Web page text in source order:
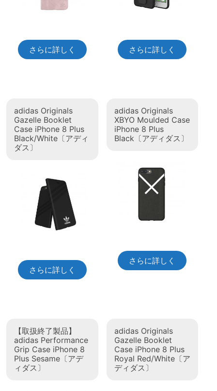
さらに詳しく さらに詳しく
adidas Originals
Gazelle Booklet
Case iPhone 8 Plus
Black/White〔アディ
ダス〕
さらに詳しく
adidas Originals
XBYO Moulded Case
iPhone 8 Plus
Black〔アディダス〕
さらに詳しく
【取扱終了製品】
adidas Performance
Grip Case iPhone 8
Plus Sesame〔アデ
ィダス〕
adidas Originals
Gazelle Booklet
Case iPhone 8 Plus
Royal Red/White〔ア
ディダス〕